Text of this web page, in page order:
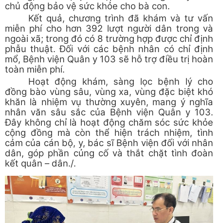
chủ động bảo vệ sức khỏe cho bà con.
Kết quả, chương trình đã khám và tư vấn
miễn phí cho hơn 392 lượt người dân trong và
ngoài xã; trong đó có 8 trường hợp được chỉ định
phẫu thuật. Đối với các bệnh nhân có chỉ định
mổ, Bệnh viện Quân y 103 sẽ hỗ trợ điều trị hoàn
toàn miễn phí.
Hoạt động khám, sàng lọc bệnh lý cho
đồng bào vùng sâu, vùng xa, vùng đặc biệt khó
khăn là nhiệm vụ thường xuyên, mang ý nghĩa
nhân văn sâu sắc của Bệnh viện Quân y 103.
Đây không chỉ là hoạt động chăm sóc sức khỏe
cộng đồng mà còn thể hiện trách nhiệm, tình
cảm của cán bộ, y, bác sĩ Bệnh viện đối với nhân
dân, góp phần củng cố và thắt chặt tình đoàn
kết quân – dân./.